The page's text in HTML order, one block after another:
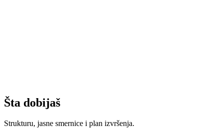
Šta dobijaš
Strukturu, jasne smernice i plan izvršenja.